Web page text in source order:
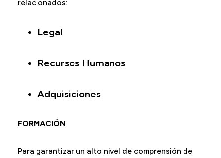
relacionados:
Legal
Recursos Humanos
Adquisiciones
FORMACIÓN
Para garantizar un alto nivel de comprensión de